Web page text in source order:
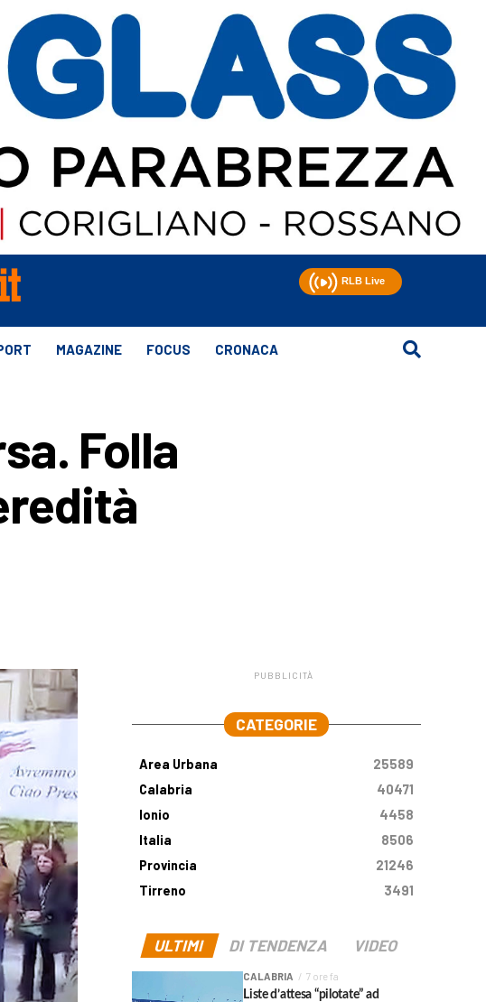
MAGAZINE FOCUS CRONACA
Folla
PUBBLICITÀ
CATEGORIE
Area Urbana
25589
Calabria
40471
Ionio
4458
Italia
8506
Provincia
21246
Tirreno
3491
ULTIMI DI TENDENZA VIDEO
CALABRIA 7 ore fa
Liste d’attesa “pilotate” ad